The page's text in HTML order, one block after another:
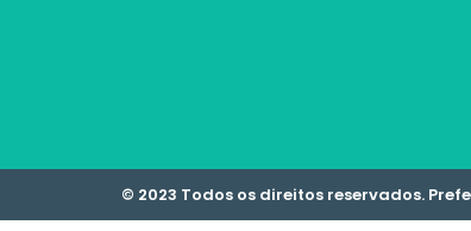
© 2023 Todos os direitos reservados.